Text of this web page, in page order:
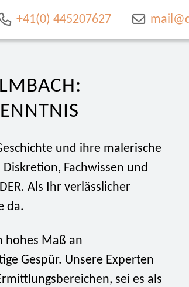
+41(0) 445207627
und ihre malerische
Fachwissen und
Als Ihr verlässlicher
da.
hohes Maß an
Gespür. Unsere Experten
sei es als